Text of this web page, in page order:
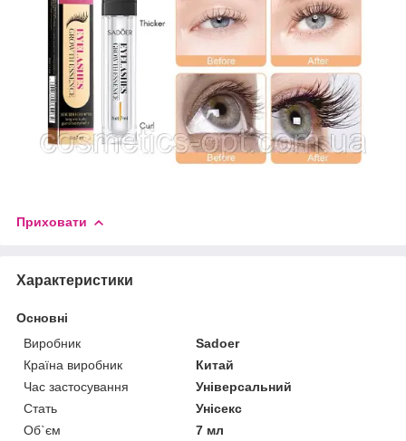
Приховати
Характеристики
Основні
Виробник
Sadoer
Країна виробник
Китай
Час застосування
Універсальний
Стать
Унісекс
Об`єм
7 мл